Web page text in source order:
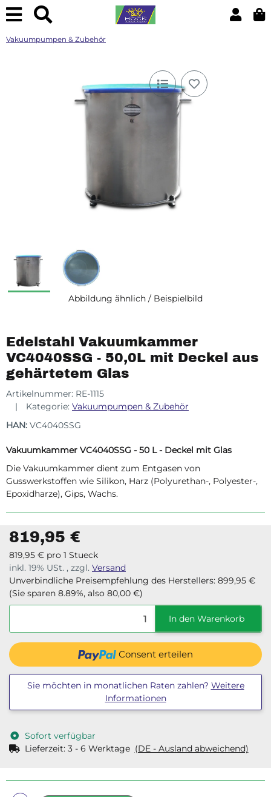
Vakuumpumpen & Zubehör
Abbildung ähnlich / Beispielbild
Edelstahl Vakuumkammer
VC4040SSG - 50,0L mit Deckel aus
gehärtetem Glas
Artikelnummer: RE-1115
Kategorie: Vakuumpumpen & Zubehör
HAN: VC4040SSG
Vakuumkammer VC4040SSG - 50 L - Deckel mit Glas
Die Vakuumkammer dient zum Entgasen von
Gusswerkstoffen wie Silikon, Harz (Polyurethan-, Polyester-,
Epoxidharze), Gips, Wachs.
819,95 €
819,95 € pro 1 Stueck
inkl. 19% USt. , zzgl. Versand
Unverbindliche Preisempfehlung des Herstellers: 899,95 €
(Sie sparen 8.89%, also 80,00 €)
In den Warenkorb
Consent erteilen
Sie möchten in monatlichen Raten zahlen? Weitere
Informationen
Sofort verfügbar
Lieferzeit: 3 - 6 Werktage (DE - Ausland abweichend)